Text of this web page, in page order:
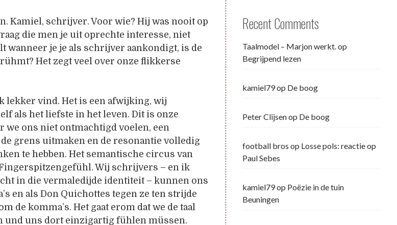
Kamiel, schrijver. Voor wie? Hij was nooit op
die men je uit oprechte interesse, niet
wanneer je je als schrijver aankondigt, is de
Het zegt veel over onze flikkerse
lekker vind. Het is een afwijking, wij
als het liefste in het leven. Dit is onze
we ons niet ontmachtigd voelen, een
grens uitmaken en de resonantie volledig
te hebben. Het semantische circus van
Wij schrijvers – en ik
in die vermaledijde identiteit – kunnen ons
en als Don Quichottes tegen ze ten strijde
de komma’s. Het gaat erom dat we de taal
und uns dort einzigartig fühlen müssen.
Recent Comments
Taalmodel – Marjon werkt.op
Begrijpend lezen
kamiel79op De boog
Peter Clijsenop De boog
football bros op Losse pols: reactie op
Paul Sebes
kamiel79op Poëzie in de tuin
Beuningen